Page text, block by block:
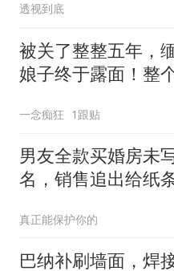
透视到底
被关了整整五年，
娘子终于露面！整
一念痴狂 1跟贴
男友全款买婚房未
名，销售追出给纸
真正能保护你的
巴纳补刷墙面，焊